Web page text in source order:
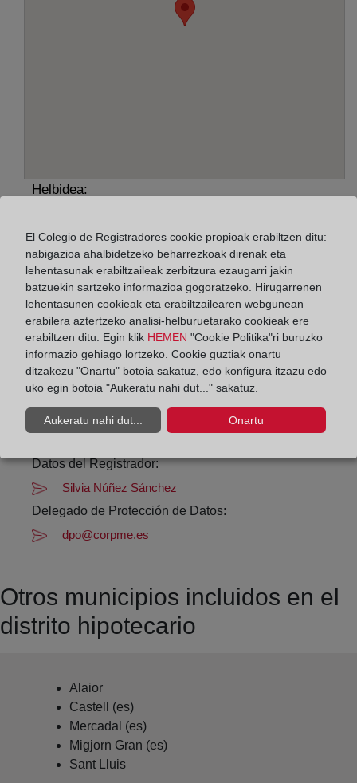
Helbidea:
Horario:
De lunes a viernes de 09:00 a 17:00 horas
Agosto: De lunes a viernes de 09:00 a 14:00 horas
Los días 24 y 31 de diciembre de 09:00 a 14:00
horas
Datos de contacto:
Datos del Registrador:
Silvia Núñez Sánchez
Delegado de Protección de Datos:
dpo@corpme.es
Otros municipios incluidos en el
distrito hipotecario
Alaior
Castell (es)
Mercadal (es)
Migjorn Gran (es)
Sant Lluis
El Colegio de Registradores cookie propioak erabiltzen ditu:
nabigazioa ahalbidetzeko beharrezkoak direnak eta
lehentasunak erabiltzaileak zerbitzura ezaugarri jakin
batzuekin sartzeko informazioa gogoratzeko. Hirugarrenen
lehentasunen cookieak eta erabiltzailearen webgunean
erabilera aztertzeko analisi-helburuetarako cookieak ere
erabiltzen ditu. Egin klik HEMEN "Cookie Politika"ri buruzko
informazio gehiago lortzeko. Cookie guztiak onartu
ditzakezu "Onartu" botoia sakatuz, edo konfigura itzazu edo
uko egin botoia "Aukeratu nahi dut..." sakatuz.
Aukeratu nahi dut... Onartu